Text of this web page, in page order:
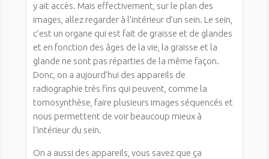
y ait accès. Mais effectivement, sur le plan des
images, allez regarder à l’intérieur d’un sein. Le sein,
c’est un organe qui est fait de graisse et de glandes
et en fonction des âges de la vie, la graisse et la
glande ne sont pas réparties de la même façon.
Donc, on a aujourd’hui des appareils de
radiographie très fins qui peuvent, comme la
tomosynthèse, faire plusieurs images séquencés et
nous permettent de voir beaucoup mieux à
l’intérieur du sein.
On a aussi des appareils, vous savez que ça